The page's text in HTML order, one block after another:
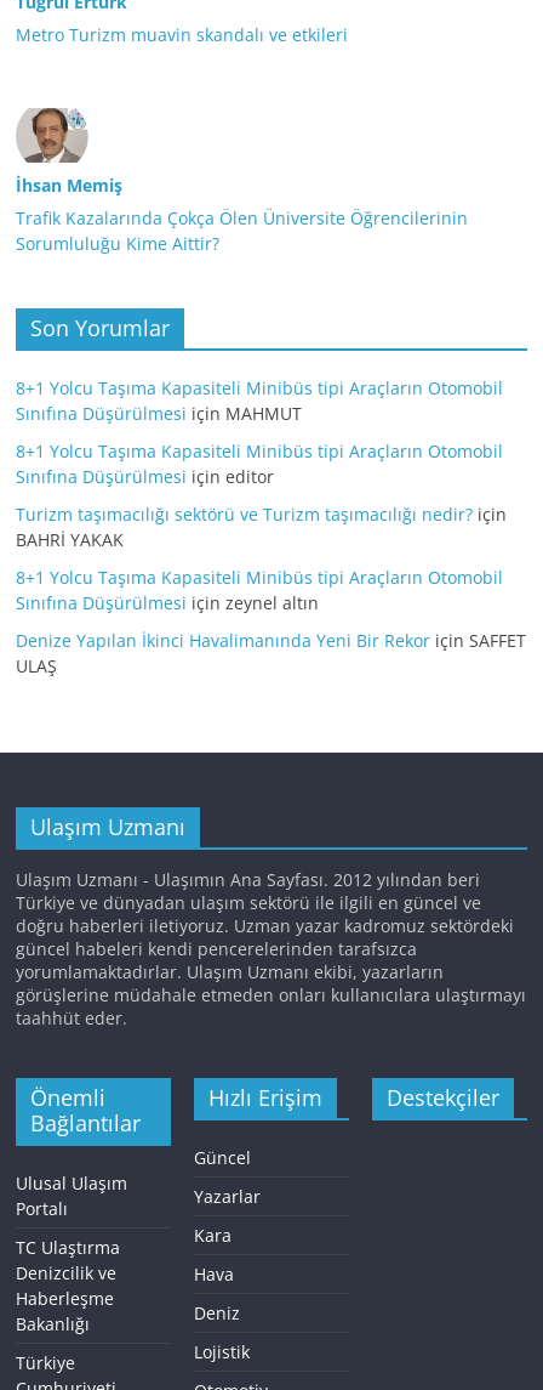
Metro Turizm muavin skandalı ve etkileri
İhsan Memiş
Trafik Kazalarında Çokça Ölen Üniversite Öğrencilerinin
Sorumluluğu Kime Aittir?
Son Yorumlar
8+1 Yolcu Taşıma Kapasiteli Minibüs tipi Araçların Otomobil
Sınıfına Düşürülmesi için MAHMUT
8+1 Yolcu Taşıma Kapasiteli Minibüs tipi Araçların Otomobil
Sınıfına Düşürülmesi içineditor
Turizm taşımacılığı sektörü ve Turizm taşımacılığı nedir? için
BAHRİ YAKAK
8+1 Yolcu Taşıma Kapasiteli Minibüs tipi Araçların Otomobil
Sınıfına Düşürülmesi içinzeynel altın
Denize Yapılan İkinci Havalimanında Yeni Bir Rekor içinSAFFET
ULAŞ
Ulaşım Uzmanı
Ulaşım Uzmanı - Ulaşımın Ana Sayfası. 2012 yılından beri
Türkiye ve dünyadan ulaşım sektörü ile ilgili en güncel ve
doğru haberleri iletiyoruz. Uzman yazar kadromuz sektördeki
güncel habeleri kendi pencerelerinden tarafsızca
yorumlamaktadırlar. Ulaşım Uzmanı ekibi, yazarların
görüşlerine müdahale etmeden onları kullanıcılara ulaştırmayı
taahhüt eder.
Önemli
Bağlantılar
Ulusal Ulaşım
Portalı
TC Ulaştırma
Denizcilik ve
Haberleşme
Bakanlığı
Türkiye
Hızlı Erişim
Güncel
Yazarlar
Kara
Hava
Deniz
Lojistik
Destekçiler